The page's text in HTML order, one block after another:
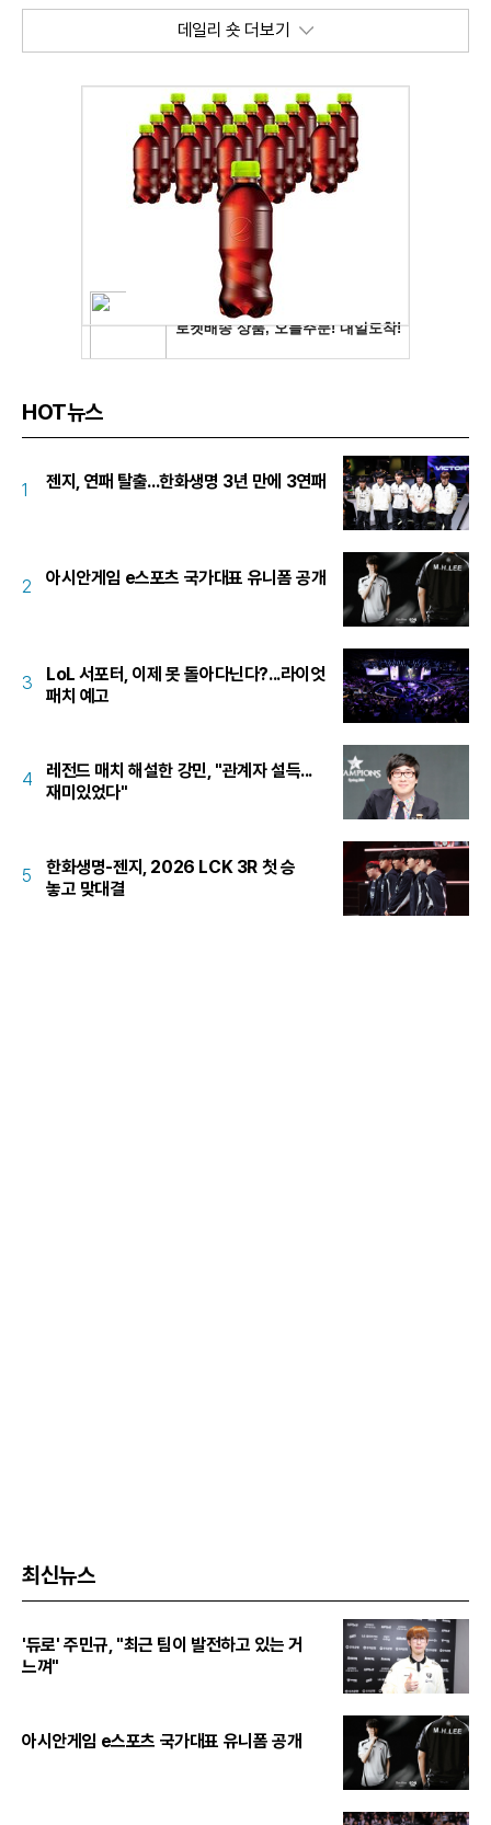
데일리 숏 더보기
HOT뉴스
1 젠지, 연패 탈출...한화생명 3년 만에 3연패
2 아시안게임 e스포츠 국가대표 유니폼 공개
3
LoL 서포터, 이제 못 돌아다닌다?...라이엇
패치 예고
4
레전드 매치 해설한 강민, "관계자 설득...
재미있었다"
5
한화생명-젠지, 2026 LCK 3R 첫 승
놓고 맞대결
최신뉴스
'듀로' 주민규, "최근 팀이 발전하고 있는 거
느껴"
아시안게임 e스포츠 국가대표 유니폼 공개